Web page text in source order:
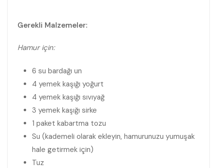
Gerekli Malzemeler:
Hamur için:
6 su bardağı un
4 yemek kaşığı yoğurt
4 yemek kaşığı sıvıyağ
3 yemek kaşığı sirke
1 paket kabartma tozu
Su (kademeli olarak ekleyin, hamurunuzu yumuşak
hale getirmek için)
Tuz